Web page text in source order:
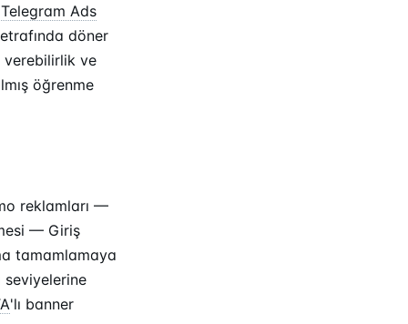
Telegram Ads
döner
verebilirlik ve
öğrenme
reklamları —
— Giriş
tamamlamaya
seviyelerine
'lı banner